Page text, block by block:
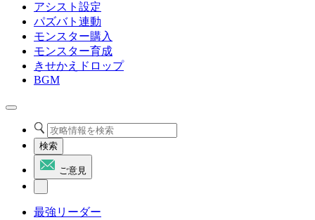
アシスト設定
パズバト連動
モンスター購入
モンスター育成
きせかえドロップ
BGM
検索
ご意見
最強リーダー